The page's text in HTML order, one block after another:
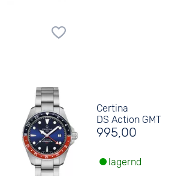
Certina
DS Action GMT
995,00
lagernd